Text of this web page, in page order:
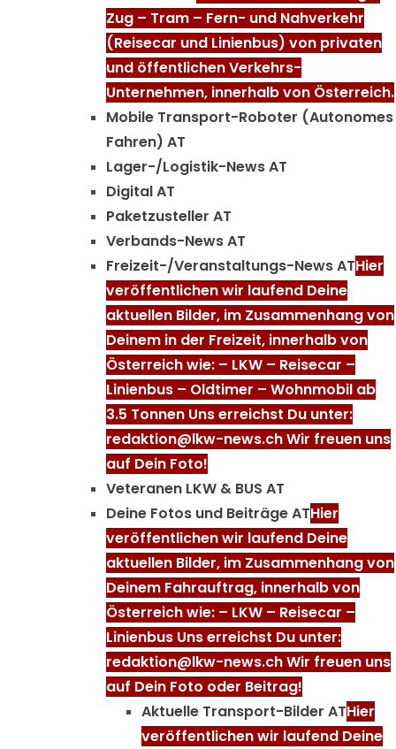
Zug – Tram – Fern- und Nahverkehr
(Reisecar und Linienbus) von privaten
und öffentlichen Verkehrs-
Unternehmen, innerhalb von Österreich.
Mobile Transport-Roboter (Autonomes
Fahren) AT
Lager-/Logistik-News AT
Digital AT
Paketzusteller AT
Verbands-News AT
Freizeit-/Veranstaltungs-News ATHier
veröffentlichen wir laufend Deine
aktuellen Bilder, im Zusammenhang von
Deinem in der Freizeit, innerhalb von
Österreich wie: – LKW – Reisecar –
Linienbus – Oldtimer – Wohnmobil ab
3.5 Tonnen Uns erreichst Du unter:
redaktion@lkw-news.ch Wir freuen uns
auf Dein Foto!
Veteranen LKW & BUS AT
Deine Fotos und Beiträge ATHier
veröffentlichen wir laufend Deine
aktuellen Bilder, im Zusammenhang von
Deinem Fahrauftrag, innerhalb von
Österreich wie: – LKW – Reisecar –
Linienbus Uns erreichst Du unter:
redaktion@lkw-news.ch Wir freuen uns
auf Dein Foto oder Beitrag!
Aktuelle Transport-Bilder ATHier
veröffentlichen wir laufend Deine